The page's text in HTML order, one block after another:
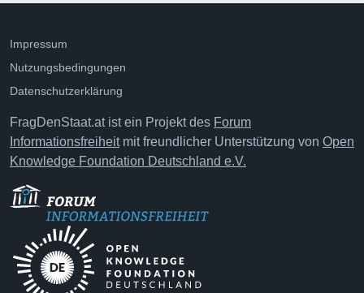
Impressum
Nutzungsbedingungen
Datenschutzerklärung
FragDenStaat.at ist ein Projekt des Forum
Informationsfreiheitmit freundlicher Unterstützung von Open
Knowledge Foundation Deutschland e.V.